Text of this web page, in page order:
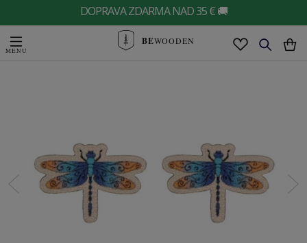
DOPRAVA ZDARMA NAD 35 € 🚚
BEWOODEN